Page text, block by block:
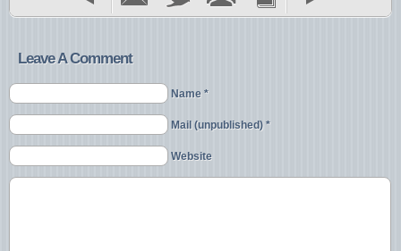
Leave A Comment
Name *
Mail (unpublished) *
Website